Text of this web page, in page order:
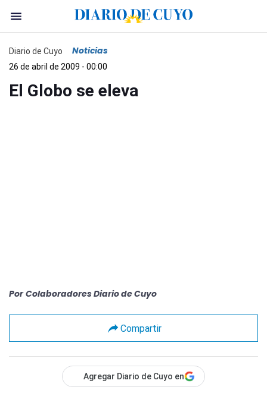
Diario de Cuyo Noticias
26 de abril de 2009 - 00:00
El Globo se eleva
Por Colaboradores Diario de Cuyo
Compartir
Agregar Diario de Cuyo en